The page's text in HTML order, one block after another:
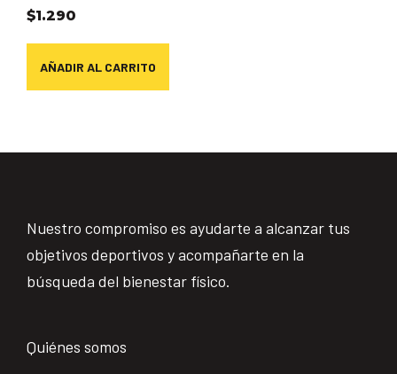
$1.290
AÑADIR AL CARRITO
Nuestro compromiso es ayudarte a alcanzar tus
objetivos deportivos y acompañarte en la
búsqueda del bienestar físico.
Quiénes somos